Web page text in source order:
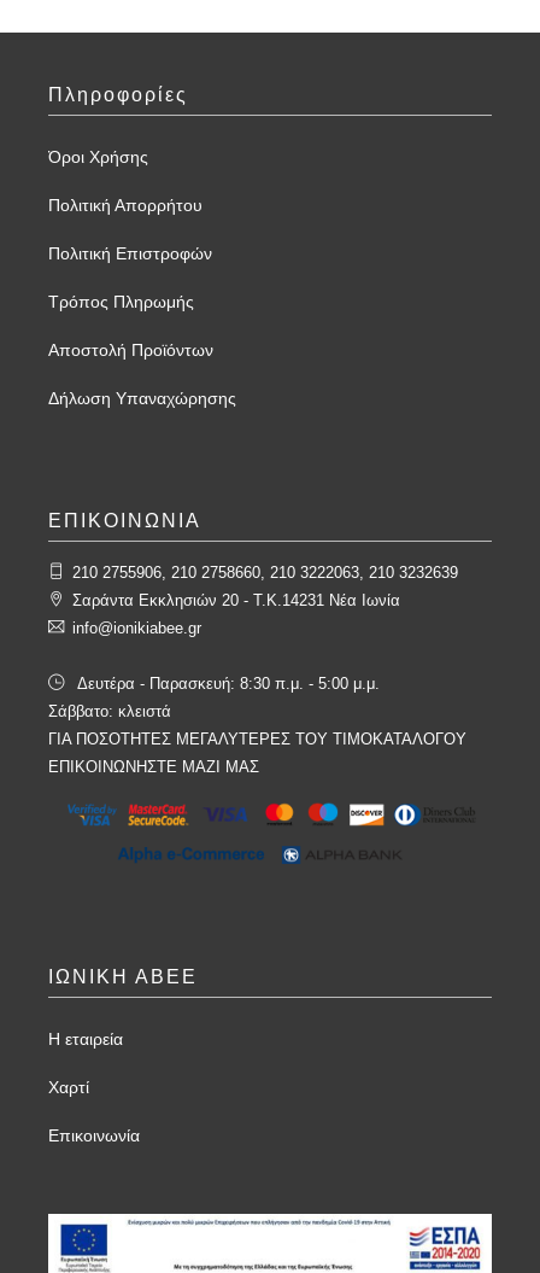
Πληροφορίες
Όροι Χρήσης
Πολιτική Απορρήτου
Πολιτική Επιστροφών
Τρόπος Πληρωμής
Αποστολή Προϊόντων
Δήλωση Υπαναχώρησης
ΕΠΙΚΟΙΝΩΝΙΑ
210 2755906, 210 2758660, 210 3222063, 210 3232639
Σαράντα Εκκλησιών 20 - T.K.14231 Νέα Ιωνία
info@ionikiabee.gr
Δευτέρα - Παρασκευή: 8:30 π.μ. - 5:00 μ.μ.
Σάββατο: κλειστά
ΓΙΑ ΠΟΣΟΤΗΤΕΣ ΜΕΓΑΛΥΤΕΡΕΣ ΤΟΥ ΤΙΜΟΚΑΤΑΛΟΓΟΥ
ΕΠΙΚΟΙΝΩΝΗΣΤΕ ΜΑΖΙ ΜΑΣ
ΙΩΝΙΚΗ ΑΒΕΕ
Η εταιρεία
Χαρτί
Επικοινωνία